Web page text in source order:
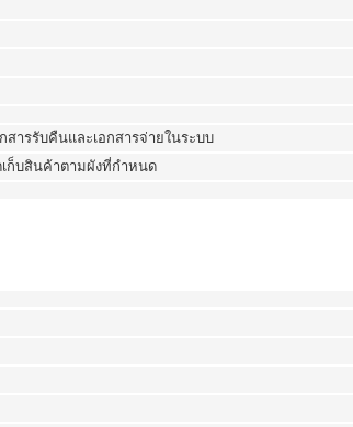
ารรับคืนและเอกสารจ่ายในระบบ
ก็บสินค้าตามผังที่กำหนด